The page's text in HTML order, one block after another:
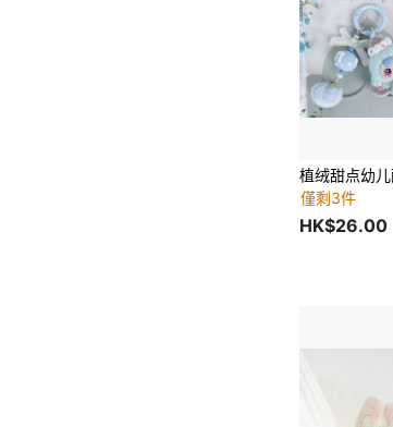
僅剩3件
HK$26.00